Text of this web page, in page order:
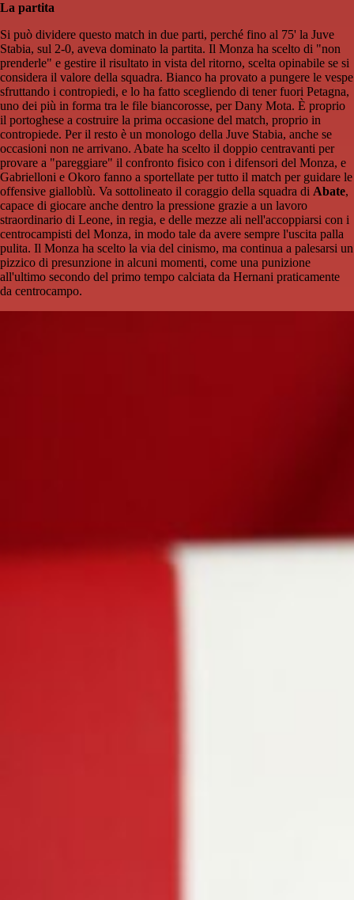
La partita
Si può dividere questo match in due parti, perché fino al 75' la Juve
Stabia, sul 2-0, aveva dominato la partita. Il Monza ha scelto di "non
prenderle" e gestire il risultato in vista del ritorno, scelta opinabile se si
considera il valore della squadra. Bianco ha provato a pungere le vespe
sfruttando i contropiedi, e lo ha fatto scegliendo di tener fuori Petagna,
uno dei più in forma tra le file biancorosse, per Dany Mota. È proprio
il portoghese a costruire la prima occasione del match, proprio in
contropiede. Per il resto è un monologo della Juve Stabia, anche se
occasioni non ne arrivano. Abate ha scelto il doppio centravanti per
provare a "pareggiare" il confronto fisico con i difensori del Monza, e
Gabrielloni e Okoro fanno a sportellate per tutto il match per guidare le
offensive gialloblù. Va sottolineato il coraggio della squadra di Abate,
capace di giocare anche dentro la pressione grazie a un lavoro
straordinario di Leone, in regia, e delle mezze ali nell'accoppiarsi con i
centrocampisti del Monza, in modo tale da avere sempre l'uscita palla
pulita. Il Monza ha scelto la via del cinismo, ma continua a palesarsi un
pizzico di presunzione in alcuni momenti, come una punizione
all'ultimo secondo del primo tempo calciata da Hernani praticamente
da centrocampo.